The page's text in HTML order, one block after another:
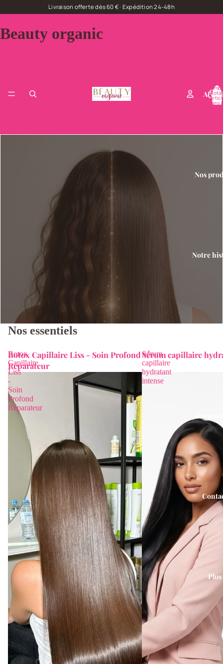
Livraison offerte dès 60 € · Expédition 24-48h
Beauty organic
Nos
Notre
Plus
total
dans
Révélez la beauté de vos
cheveux
Des soins capillaires formulés et testés dans notre
salon, pour des cheveux réparés, doux et brillants.
Je découvre les soins
Nos essentiels
Botox
Capillaire
Liss
-
Soin
Profond
Réparateur
Botox Capillaire Liss - Soin Profond
Réparateur
Sérum
capillaire
hydratant
intense
Sérum capillaire